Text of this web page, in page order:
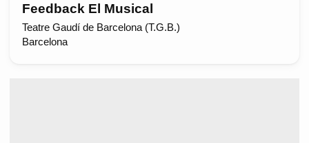
Feedback El Musical
Teatre Gaudí de Barcelona (T.G.B.)
Barcelona